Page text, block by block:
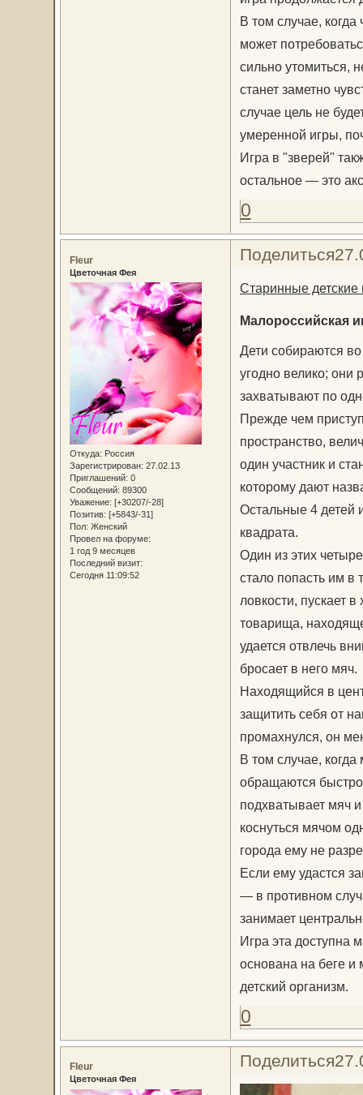
В том случае, когда
может
сильно утомиться,
станет заметно
случае цель не
умеренной игры,
Игра в "зверей"
остальное — это
0
Поделиться
Fleur
Цветочная Фея
Откуда: Россия
Зарегистрирован: 27.02.13
Приглашений: 0
Сообщений: 89300
Уважение: [+30207/-28]
Позитив: [+5843/-31]
Пол: Женский
Провел на форуме:
1 год 9 месяцев
Последний визит:
Сегодня 11:09:52
Старинные детские
Малороссийская
Дети собираются
угодно велико; они
захватывают по
Прежде чем
пространство,
один участник и
которому дают
Остальные 4 детей
квадрата.
Один из этих
стало попасть им в
ловкости, пускает
товарища,
удается отвлечь
бросает в него мяч.
Находящийся в
защитить себя от
промахнулся, он
В том случае,
обращаются
подхватывает мяч
коснуться мячом
города ему не
Если ему удастся
— в противном
занимает
Игра эта доступна
основана на беге и
детский организм.
0
Поделиться
Fleur
Цветочная Фея